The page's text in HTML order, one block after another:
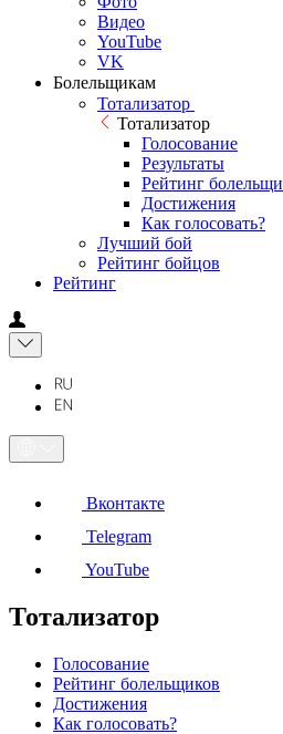
Видео
YouTube
VK
Болельщикам
Тотализатор
Тотализатор
Голосование
Результаты
Рейтинг
Достижения
Как голосовать?
Лучший бой
Рейтинг бойцов
Рейтинг
Вконтакте
Telegram
YouTube
Тотализатор
Голосование
Рейтинг болельщиков
Достижения
Как голосовать?